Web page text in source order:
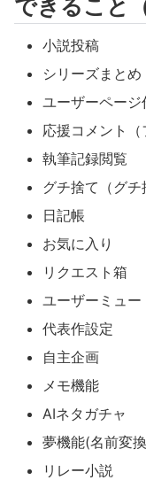
できること
小説投稿
シリーズまとめ
ユーザーページ
応援コメント（
執筆記録閲覧
グチ捨て（グチ
日記帳
お気に入り
リクエスト箱
ユーザーミュー
代表作設定
自主企画
メモ機能
AIネタガチャ
夢機能(名前変
リレー小説